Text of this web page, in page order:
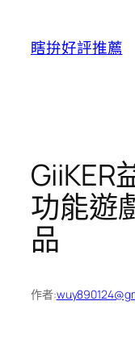
瞎拚好評推薦
GiiKER
功能遊
品
作者: